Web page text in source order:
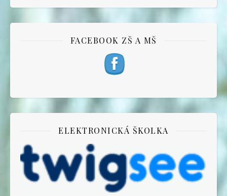
FACEBOOK ZŠ A MŠ
ELEKTRONICKÁ ŠKOLKA